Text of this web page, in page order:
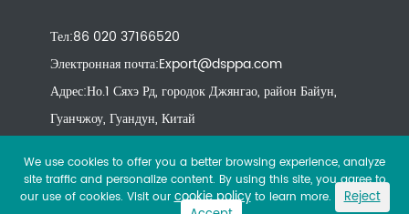
Тел:86 020 37166520
Электронная почта:Export@dsppa.com
Адрес:Но.1 Сяхэ Рд, городок Джянгао, район Байун,
Гуанчжоу, Гуандун, Китай
We use cookies to offer you a better browsing experience, analyze
site traffic and personalize content. By using this site, you agree to
our use of cookies. Visit ourcookie policyto learn more.
Reject